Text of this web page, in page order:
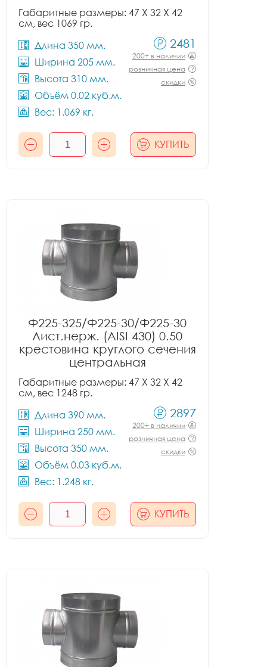
Габаритные размеры: 47 X 32 X 42
см, вес 1069 гр.
Длина 350 мм.
Ширина 205 мм.
Высота 310 мм.
Объём 0.02 куб.м.
Вес: 1.069 кг.
2481
200+ в наличии
розничная цена
скидки
КУПИТЬ
Ф225-325/Ф225-30/Ф225-30
Лист.нерж. (AISI 430) 0.50
крестовина круглого сечения
центральная
Габаритные размеры: 47 X 32 X 42
см, вес 1248 гр.
Длина 390 мм.
Ширина 250 мм.
Высота 350 мм.
Объём 0.03 куб.м.
Вес: 1.248 кг.
2897
200+ в наличии
розничная цена
скидки
КУПИТЬ